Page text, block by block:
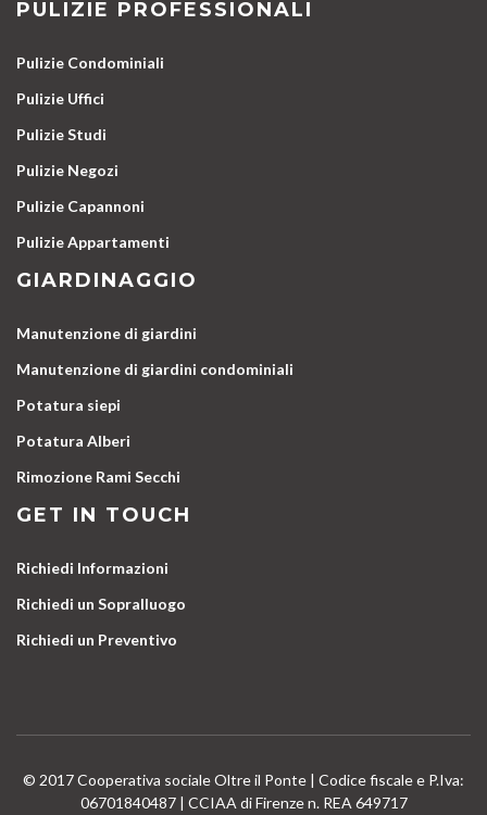
PULIZIE PROFESSIONALI
Pulizie Condominiali
Pulizie Uffici
Pulizie Studi
Pulizie Negozi
Pulizie Capannoni
Pulizie Appartamenti
GIARDINAGGIO
Manutenzione di giardini
Manutenzione di giardini condominiali
Potatura siepi
Potatura Alberi
Rimozione Rami Secchi
GET IN TOUCH
Richiedi Informazioni
Richiedi un Sopralluogo
Richiedi un Preventivo
© 2017 Cooperativa sociale Oltre il Ponte | Codice fiscale e P.Iva:
06701840487 | CCIAA di Firenze n. REA 649717